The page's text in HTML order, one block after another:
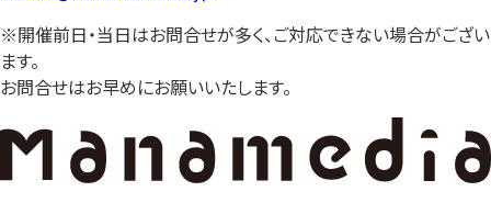
※開催前日・当日はお問合せが多く、ご対応できない場合がござい
ます。
お問合せはお早めにお願いいたします。